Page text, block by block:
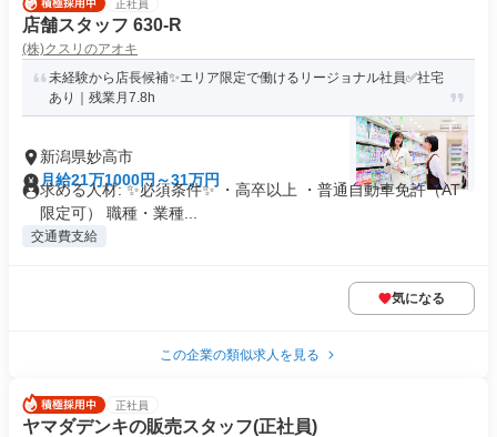
正社員
店舗スタッフ 630-R
(株)クスリのアオキ
未経験から店長候補✨エリア限定で働けるリージョナル社員✅社宅
あり｜残業月7.8h
新潟県妙高市
月給21万1000円～31万円
求める人材: ✨必須条件✨ ・高卒以上 ・普通自動車免許（AT
限定可） 職種・業種...
交通費支給
気になる
この企業の類似求人を見る
正社員
ヤマダデンキの販売スタッフ(正社員)